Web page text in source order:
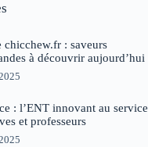
chicchew.fr : saveurs
à découvrir aujourd’hui
: l’ENT innovant au service
et professeurs